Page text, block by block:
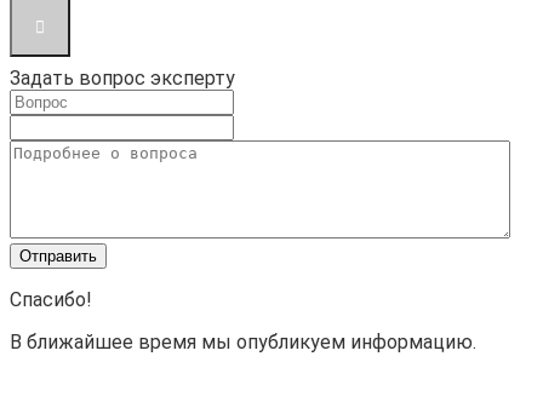
Задать вопрос эксперту
Спасибо!
В ближайшее время мы опубликуем информацию.